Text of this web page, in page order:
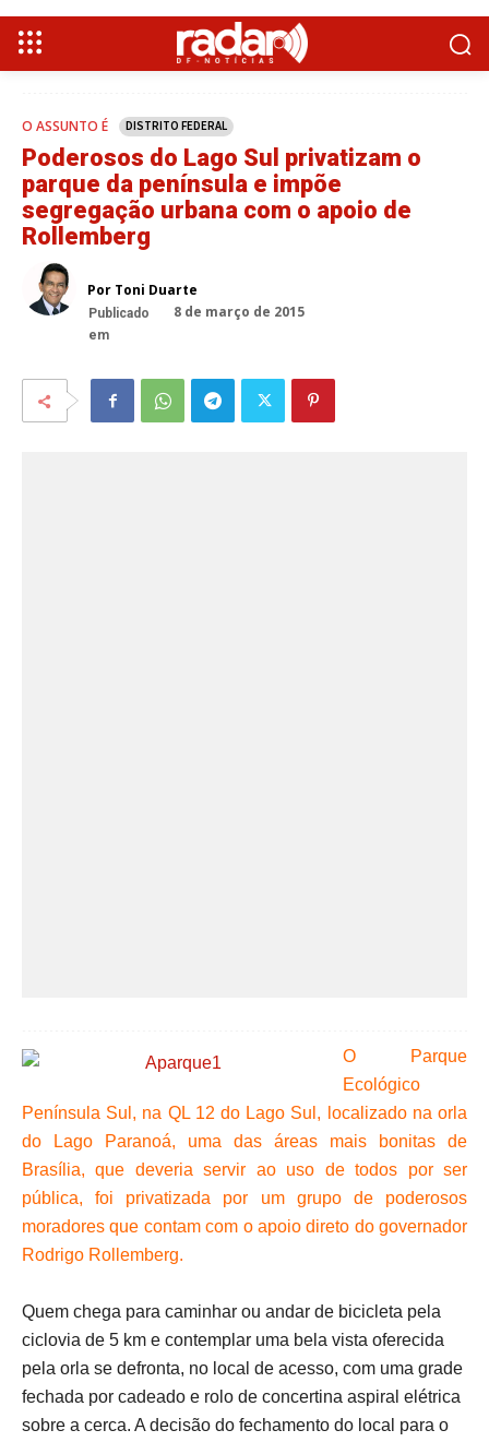
O ASSUNTO É DISTRITO FEDERAL
Poderosos do Lago Sul privatizam o
parque da península e impõe
segregação urbana com o apoio de
Rollemberg
Por Toni Duarte
Publicado
em
8 de março de 2015
O Parque
Ecológico
Península Sul, na QL 12 do Lago Sul, localizado na orla
do Lago Paranoá, uma das áreas mais bonitas de
Brasília, que deveria servir ao uso de todos por ser
pública, foi privatizada por um grupo de poderosos
moradores que contam com o apoio direto do governador
Rodrigo Rollemberg.
Quem chega para caminhar ou andar de bicicleta pela
ciclovia de 5 km e contemplar uma bela vista oferecida
pela orla se defronta, no local de acesso, com uma grade
fechada por cadeado e rolo de concertina aspiral elétrica
sobre a cerca. A decisão do fechamento do local para o